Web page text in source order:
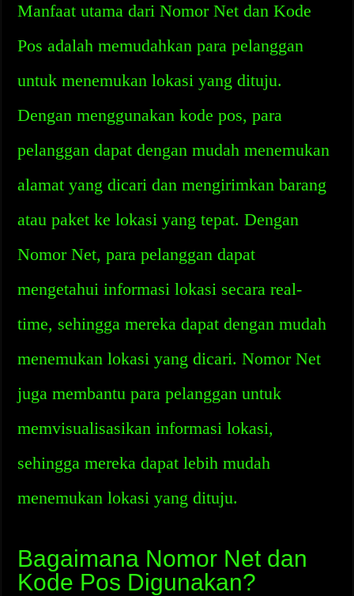
Manfaat utama dari Nomor Net dan Kode
Pos adalah memudahkan para pelanggan
untuk menemukan lokasi yang dituju.
Dengan menggunakan kode pos, para
pelanggan dapat dengan mudah menemukan
alamat yang dicari dan mengirimkan barang
atau paket ke lokasi yang tepat. Dengan
Nomor Net, para pelanggan dapat
mengetahui informasi lokasi secara real-
time, sehingga mereka dapat dengan mudah
menemukan lokasi yang dicari. Nomor Net
juga membantu para pelanggan untuk
memvisualisasikan informasi lokasi,
sehingga mereka dapat lebih mudah
menemukan lokasi yang dituju.
Bagaimana Nomor Net dan
Kode Pos Digunakan?